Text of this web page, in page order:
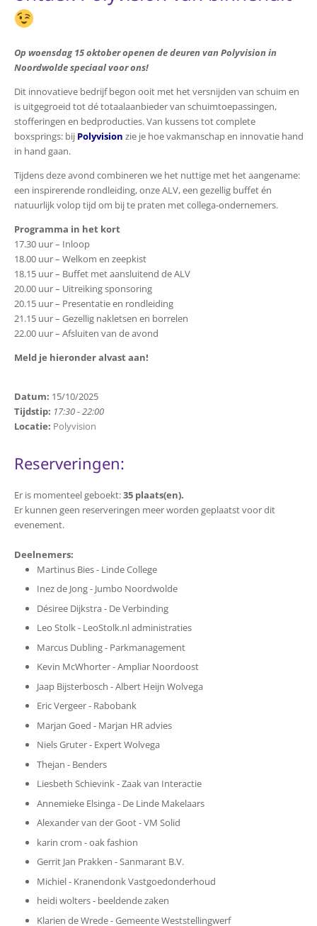
Op woensdag 15 oktober openen de deuren van Polyvision in
Noordwolde speciaal voor ons!
Dit innovatieve bedrijf begon ooit met het versnijden van schuim en
is uitgegroeid tot dé totaalaanbieder van schuimtoepassingen,
stofferingen en bedproducties. Van kussens tot complete
boxsprings: bij Polyvision zie je hoe vakmanschap en innovatie hand
in hand gaan.
Tijdens deze avond combineren we het nuttige met het aangename:
een inspirerende rondleiding, onze ALV, een gezellig buffet én
natuurlijk volop tijd om bij te praten met collega-ondernemers.
Programma in het kort
17.30 uur – Inloop
18.00 uur – Welkom en zeepkist
18.15 uur – Buffet met aansluitend de ALV
20.00 uur – Uitreiking sponsoring
20.15 uur – Presentatie en rondleiding
21.15 uur – Gezellig nakletsen en borrelen
22.00 uur – Afsluiten van de avond
Meld je hieronder alvast aan!
Datum: 15/10/2025
Tijdstip: 17:30 - 22:00
Locatie: Polyvision
Reserveringen:
Er is momenteel geboekt:35 plaats(en).
Er kunnen geen reserveringen meer worden geplaatst voor dit
evenement.
Deelnemers:
Martinus Bies - Linde College
Inez de Jong - Jumbo Noordwolde
Désiree Dijkstra - De Verbinding
Leo Stolk - LeoStolk.nl administraties
Marcus Dubling - Parkmanagement
Kevin McWhorter - Ampliar Noordoost
Jaap Bijsterbosch - Albert Heijn Wolvega
Eric Vergeer - Rabobank
Marjan Goed - Marjan HR advies
Niels Gruter - Expert Wolvega
Thejan - Benders
Liesbeth Schievink - Zaak van Interactie
Annemieke Elsinga - De Linde Makelaars
Alexander van der Goot - VM Solid
karin crom - oak fashion
Gerrit Jan Prakken - Sanmarant B.V.
Michiel - Kranendonk Vastgoedonderhoud
heidi wolters - beeldende zaken
Klarien de Wrede - Gemeente Weststellingwerf